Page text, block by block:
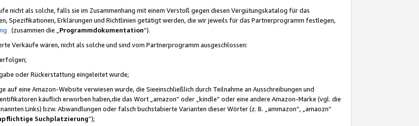
nicht als solche, falls sie im Zusammenhang mit einem Verstoß gegen diesen Vergütungskatalog für das
Spezifikationen, Erklärungen und Richtlinien getätigt werden, die wir jeweils für das Partnerprogramm festlegen,
(zusammen die „ Programmdokumentation“).
Verkäufe wären, nicht als solche und sind vom Partnerprogramm ausgeschlossen:
erfolgen;
oder Rückerstattung eingeleitet wurde;
auf eine Amazon-Website verwiesen wurde, die Sieeinschließlich durch Teilnahme an Ausschreibungen und
käuflich erworben haben,die das Wort „amazon“ oder „kindle“ oder eine andere Amazon-Marke (vgl. die
Links) bzw. Abwandlungen oder falsch buchstabierte Varianten dieser Wörter (z. B. „ammazon“, „amaozn“
Suchplatzierung”);